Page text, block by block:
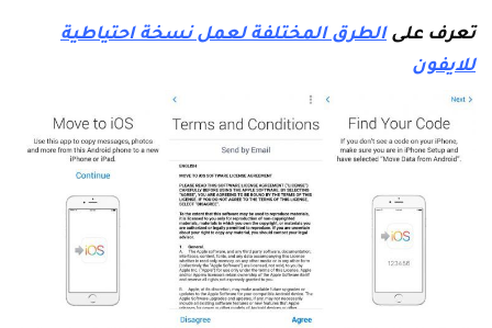
تعرف علىالطرق المختلفة لعمل نسخة احتياطية
للايفون